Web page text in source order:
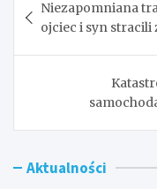
wpisu
Niezapomniana
ojciec i syn stracili
Aktualności